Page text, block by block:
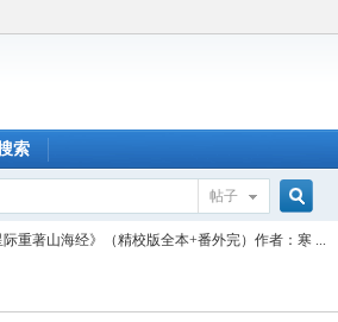
索
帖子
搜
际重著山海经》（精校版全本+番外完）作者：寒 ...